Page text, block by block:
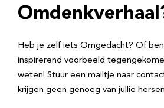
e
Heb je zelf iets Omgedacht? Of
inspirerend voorbeeld
weten! Stuur een mailtje naar
krijgen geen genoeg van jullie